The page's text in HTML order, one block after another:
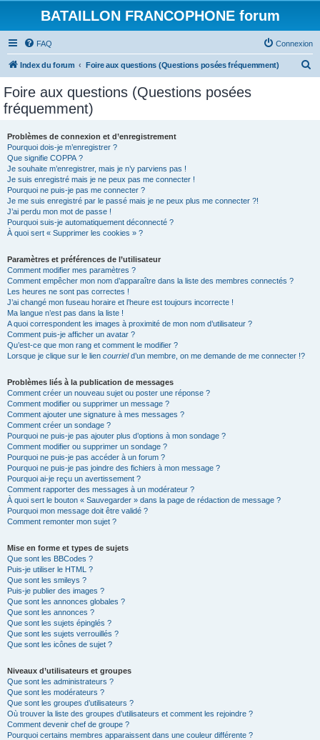
BATAILLON FRANCOPHONE forum
FAQ Connexion
Index du forum Foire aux questions (Questions posées fréquemment)
Foire aux questions (Questions posées
fréquemment)
Problèmes de connexion et d’enregistrement
Pourquoi dois-je m’enregistrer ?
Que signifie COPPA ?
Je souhaite m’enregistrer, mais je n’y parviens pas !
Je suis enregistré mais je ne peux pas me connecter !
Pourquoi ne puis-je pas me connecter ?
Je me suis enregistré par le passé mais je ne peux plus me connecter ?!
J’ai perdu mon mot de passe !
Pourquoi suis-je automatiquement déconnecté ?
À quoi sert « Supprimer les cookies » ?
Paramètres et préférences de l’utilisateur
Comment modifier mes paramètres ?
Comment empêcher mon nom d’apparaître dans la liste des membres connectés ?
Les heures ne sont pas correctes !
J’ai changé mon fuseau horaire et l’heure est toujours incorrecte !
Ma langue n’est pas dans la liste !
A quoi correspondent les images à proximité de mon nom d’utilisateur ?
Comment puis-je afficher un avatar ?
Qu’est-ce que mon rang et comment le modifier ?
Lorsque je clique sur le lien courrield’un membre, on me demande de me connecter !?
Problèmes liés à la publication de messages
Comment créer un nouveau sujet ou poster une réponse ?
Comment modifier ou supprimer un message ?
Comment ajouter une signature à mes messages ?
Comment créer un sondage ?
Pourquoi ne puis-je pas ajouter plus d’options à mon sondage ?
Comment modifier ou supprimer un sondage ?
Pourquoi ne puis-je pas accéder à un forum ?
Pourquoi ne puis-je pas joindre des fichiers à mon message ?
Pourquoi ai-je reçu un avertissement ?
Comment rapporter des messages à un modérateur ?
À quoi sert le bouton « Sauvegarder » dans la page de rédaction de message ?
Pourquoi mon message doit être validé ?
Comment remonter mon sujet ?
Mise en forme et types de sujets
Que sont les BBCodes ?
Puis-je utiliser le HTML ?
Que sont les smileys ?
Puis-je publier des images ?
Que sont les annonces globales ?
Que sont les annonces ?
Que sont les sujets épinglés ?
Que sont les sujets verrouillés ?
Que sont les icônes de sujet ?
Niveaux d’utilisateurs et groupes
Que sont les administrateurs ?
Que sont les modérateurs ?
Que sont les groupes d’utilisateurs ?
Où trouver la liste des groupes d’utilisateurs et comment les rejoindre ?
Comment devenir chef de groupe ?
Pourquoi certains membres apparaissent dans une couleur différente ?